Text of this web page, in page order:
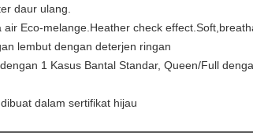
daur ulang.
Eco-melange.Heather check
lembut dengan deterjen ringan
1 Kasus Bantal Standar, Queen/Full
dalam sertifikat hijau